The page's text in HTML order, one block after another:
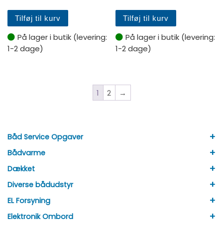
Tilføj til kurv
På lager i butik (levering:
1-2 dage)
Tilføj til kurv
På lager i butik (levering:
1-2 dage)
1 2 →
Båd Service Opgaver +
Bådvarme +
Dækket +
Diverse bådudstyr +
EL Forsyning +
Elektronik Ombord +